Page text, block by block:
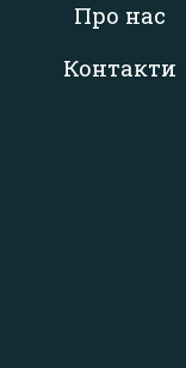
Про нас
Контакти